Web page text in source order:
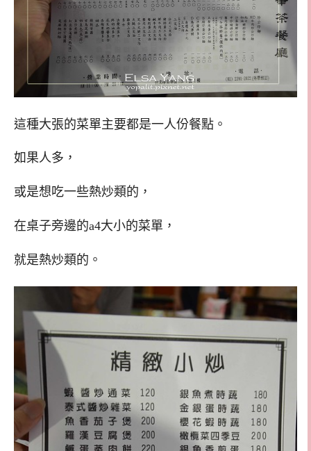
這種大張的菜單主要都是一人份餐點。
如果人多，
或是想吃一些熱炒類的，
在桌子旁邊的a4大小的菜單，
就是熱炒類的。